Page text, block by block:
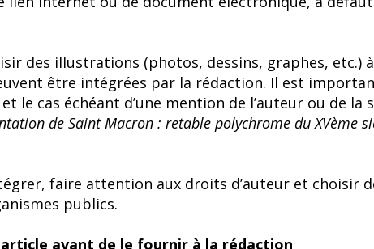
des illustrations (photos, dessins, graphes, etc.)
être intégrées par la rédaction. Il est
le cas échéant d’une mention de l’auteur ou de la
de Saint Macron : retable polychrome du XVème
faire attention aux droits d’auteur et choisir
publics.
avant de le fournir à la rédaction